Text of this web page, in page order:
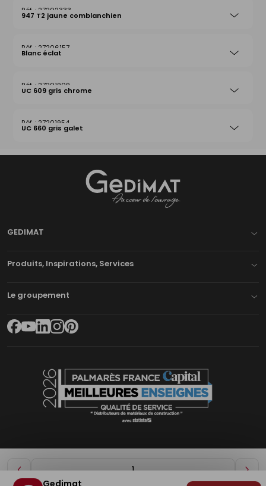
Diminuer
27202333
947 T2 jaune comblanchien
27206157
Blanc éclat
27201909
UC 609 gris chrome
27201954
UC 660 gris galet
GEDIMAT
Produits, Inspirations, Services
Le groupement
Gedimat